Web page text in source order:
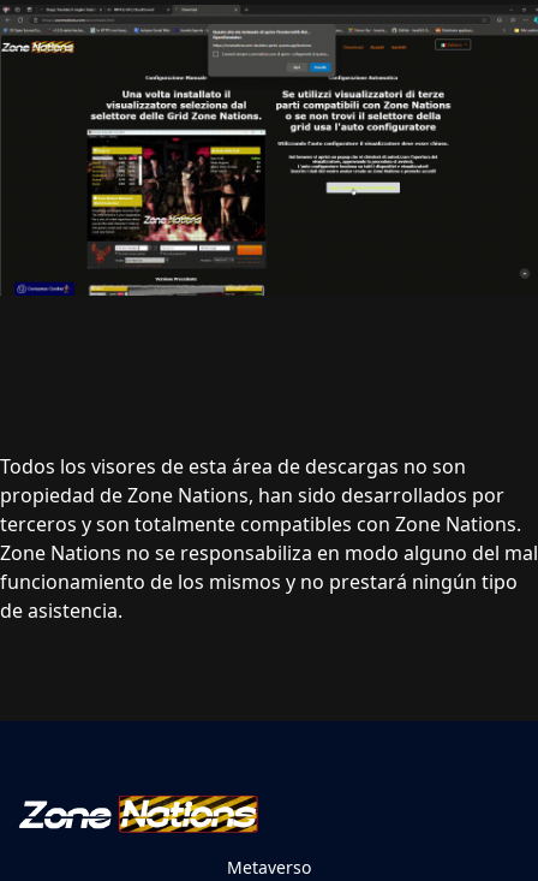
Todos los visores de esta área de descargas no son
propiedad de Zone Nations, han sido desarrollados por
terceros y son totalmente compatibles con Zone Nations.
Zone Nations no se responsabiliza en modo alguno del mal
funcionamiento de los mismos y no prestará ningún tipo
de asistencia.
Metaverso